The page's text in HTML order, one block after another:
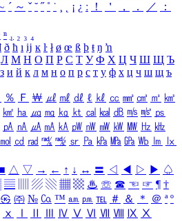
´ ～ ˇ ˘ ˝ ˚ ˙ ¸ ¡ ¿ ː ！ ＇ ， ． ／
：
ⁿ ₁ ₂ ₃ ₄
ð ħ ı ĳ ĸ ŀ ł ø œ ß þ ŧ ŋ ŉ
Л М Н О П Р С Т У Ф Х Ц Ч Ш Щ Ъ
з и й к л м н о п р с т у ф х ц ч ш щ ъ
％ Ｆ ￦ ㎕ ㎖ ㎗ ℓ ㎘ ㏄ ㎣ ㎤ ㎥ ㎦
㎢ ㏊ ㎍ ㎎ ㎏ ㏏ ㎈ ㎉ ㏈ ㎧ ㎨ ㎰
㎀ ㎁ ㎂ ㎃ ㎄ ㎺ ㎻ ㎽ ㎾ ㎿ ㎐ ㎑
㏖ ㏅ ㎭ ㎮ ㎯ ㏛ ㎩ ㎪ ㎫ ㎬ ㏝ ㏐
㏓
■ △ ▽ → ← ↑ ↓ ↔ 〓 ◁ ◀ ▷ ▶ ♤
▤ ▨ ▧ ▦ ▩ ♨ ☏ ☎ ☜ ☞ ¶ †
㉿ ㈜ № ㏇ ™ ㏂ ㏘ ℡ ＃ ＆ ＊ ＠ ª º
ⅹ Ⅳ Ⅴ Ⅵ Ⅶ Ⅷ Ⅸ Ⅹ